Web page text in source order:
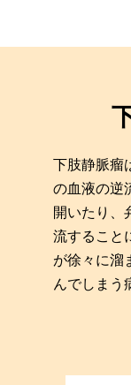
下肢静脈
の血液の逆
開いたり、
流すること
が徐々に溜
んでしまう